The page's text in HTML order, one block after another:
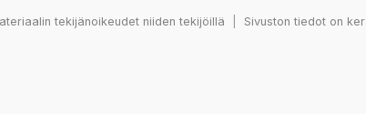
tekijänoikeudet niiden tekijöillä Sivuston tiedot on